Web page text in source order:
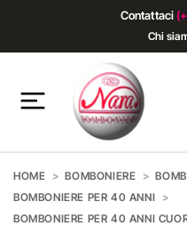
Contattaci
Chi
HOME BOMBONIERE
BOMBONIERE PER 40 ANNI
BOMBONIERE PER 40 ANNI